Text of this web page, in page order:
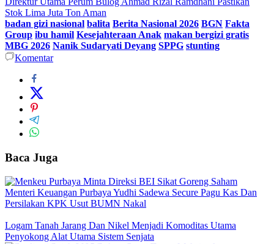
Stok Lima Juta Ton Aman
badan gizi nasional balita Berita Nasional 2026 BGN Fakta
Group ibu hamil Kesejahteraan Anak makan bergizi gratis
MBG 2026 Nanik Sudaryati Deyang SPPG stunting
Komentar
Baca Juga
Menteri Keuangan Purbaya Yudhi Sadewa Secure Pagu Kas Dan
Persilakan KPK Usut BUMN Nakal
Logam Tanah Jarang Dan Nikel Menjadi Komoditas Utama
Penyokong Alat Utama Sistem Senjata